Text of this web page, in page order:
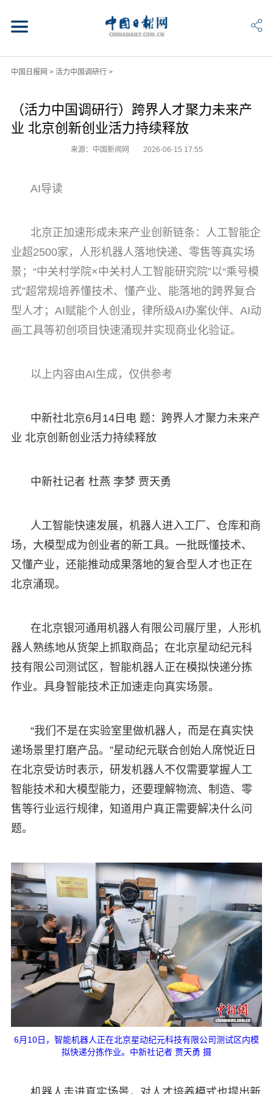
中国日报网 > 活力中国调研行>
（活力中国调研行）跨界人才聚力未来产
业 北京创新创业活力持续释放
来源：中国新闻网 2026-06-15 17:55
AI导读
北京正加速形成未来产业创新链条：人工智能企
业超2500家，人形机器人落地快递、零售等真实场
景；“中关村学院×中关村人工智能研究院”以“乘号模
式”超常规培养懂技术、懂产业、能落地的跨界复合
型人才；AI赋能个人创业，律所级AI办案伙伴、AI动
画工具等初创项目快速涌现并实现商业化验证。
以上内容由AI生成，仅供参考
中新社北京6月14日电 题：跨界人才聚力未来产
业 北京创新创业活力持续释放
中新社记者 杜燕 李梦 贾天勇
人工智能快速发展，机器人进入工厂、仓库和商
场，大模型成为创业者的新工具。一批既懂技术、
又懂产业，还能推动成果落地的复合型人才也正在
北京涌现。
在北京银河通用机器人有限公司展厅里，人形机
器人熟练地从货架上抓取商品；在北京星动纪元科
技有限公司测试区，智能机器人正在模拟快递分拣
作业。具身智能技术正加速走向真实场景。
“我们不是在实验室里做机器人，而是在真实快
递场景里打磨产品。”星动纪元联合创始人席悦近日
在北京受访时表示，研发机器人不仅需要掌握人工
智能技术和大模型能力，还要理解物流、制造、零
售等行业运行规律，知道用户真正需要解决什么问
题。
6月10日，智能机器人正在北京星动纪元科技有限公司测试区内模
拟快递分拣作业。中新社记者 贾天勇 摄